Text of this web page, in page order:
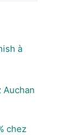
à
Auchan
chez